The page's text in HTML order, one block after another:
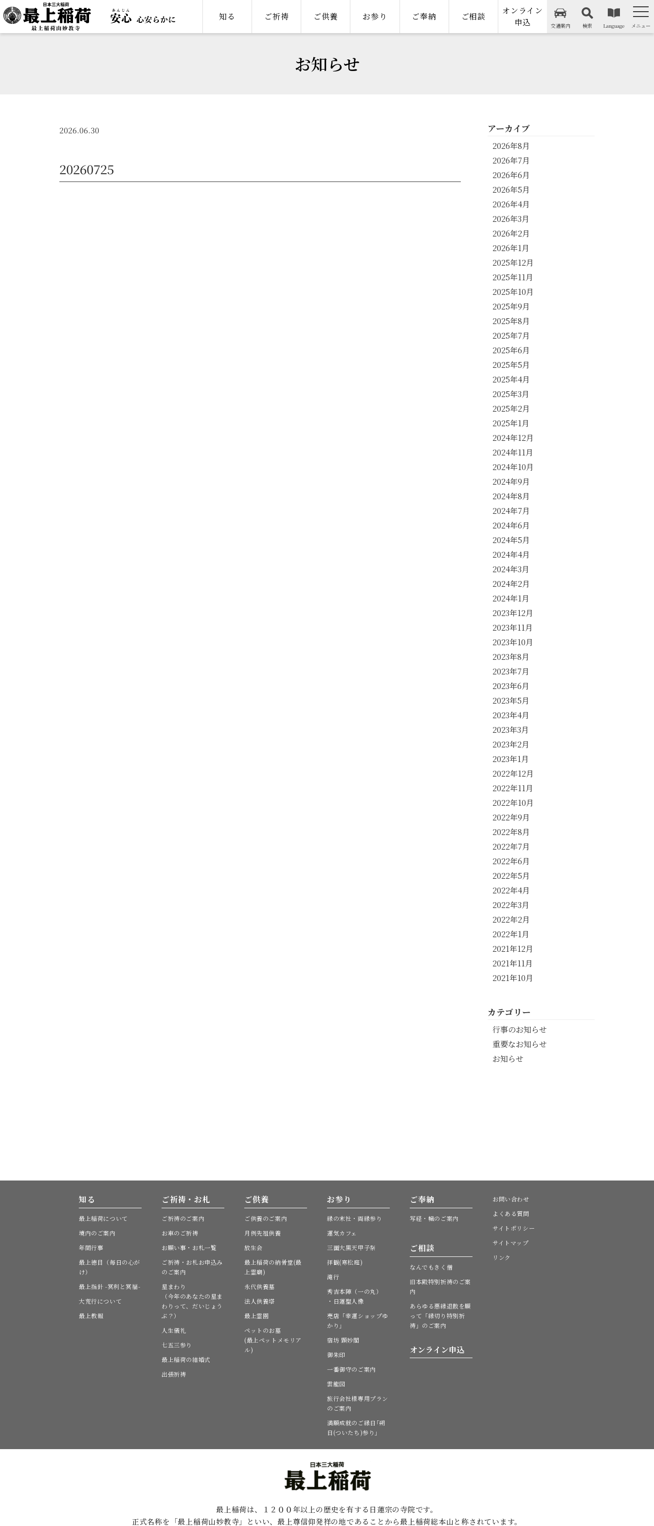
知る ご祈祷 ご供養 お参り ご奉納 ご相談
オンライン
申込
交通案内 検索 Language メニュー
お知らせ
2026.06.30
20260725
アーカイブ
2026年8月
2026年7月
2026年6月
2026年5月
2026年4月
2026年3月
2026年2月
2026年1月
2025年12月
2025年11月
2025年10月
2025年9月
2025年8月
2025年7月
2025年6月
2025年5月
2025年4月
2025年3月
2025年2月
2025年1月
2024年12月
2024年11月
2024年10月
2024年9月
2024年8月
2024年7月
2024年6月
2024年5月
2024年4月
2024年3月
2024年2月
2024年1月
2023年12月
2023年11月
2023年10月
2023年8月
2023年7月
2023年6月
2023年5月
2023年4月
2023年3月
2023年2月
2023年1月
2022年12月
2022年11月
2022年10月
2022年9月
2022年8月
2022年7月
2022年6月
2022年5月
2022年4月
2022年3月
2022年2月
2022年1月
2021年12月
2021年11月
2021年10月
カテゴリー
行事のお知らせ
重要なお知らせ
お知らせ
知る
最上稲荷について
境内のご案内
年間行事
最上徳目（毎日の心が
け）
最上指針 -冥利と冥福-
大荒行について
最上教報
ご祈祷・お札
ご祈祷のご案内
お車のご祈祷
お願い事・お札一覧
ご祈祷・お札お申込み
のご案内
星まわり
（今年のあなたの星ま
わりって、だいじょう
ぶ？）
人生儀礼
七五三参り
最上稲荷の結婚式
出張祈祷
ご供養
ご供養のご案内
月例先祖供養
放生会
最上稲荷の納骨堂(最
上霊廟)
永代供養墓
法人供養塔
最上霊園
ペットのお墓
(最上ペットメモリア
ル)
お参り
縁の末社・両縁参り
運気カフェ
三面大黒天甲子祭
拝観(寒松庭)
滝行
秀吉本陣（一の丸）
・日蓮聖人像
売店「幸運ショップゆ
かり」
宿坊 顕妙閣
御朱印
一番御守のご案内
雲龍図
旅行会社様専用プラン
のご案内
満願成就のご縁日｢朔
日(ついたち)参り｣
ご奉納
写経・幟のご案内
ご相談
なんでもきく僧
旧本殿特別祈祷のご案
内
あらゆる悪縁退散を願
って「縁切り特別祈
祷」のご案内
オンライン申込
お問い合わせ
よくある質問
サイトポリシー
サイトマップ
リンク
最上稲荷は、１２００年以上の歴史を有する 日蓮宗の寺院です。
正式名称を「最上稲荷山妙教寺」といい、最上尊信仰発祥の地であることから最上稲荷総本山と称されています。